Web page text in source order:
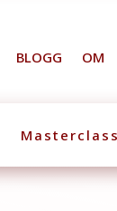
BLOGG OM